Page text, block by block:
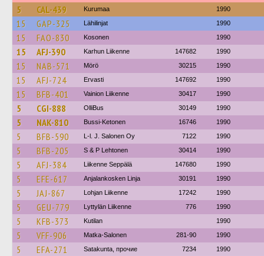
5
CAL-439 Kurumaa 1990
15 GAP-325 Lähilinjat 1990
15 FAO-830 Kosonen 1990
15 AFJ-390 Karhun Liikenne 147682 1990
15 NAB-571 Mörö 30215 1990
15 AFJ-724 Ervasti 147692 1990
15 BFB-401 Vainion Liikenne 30417 1990
5 CGI-888 OlliBus 30149 1990
5 NAK-810 Bussi-Ketonen 16746 1990
5 BFB-590 L-l. J. Salonen Oy 7122 1990
5 BFB-205 S & P Lehtonen 30414 1990
5 AFJ-384 Liikenne Seppälä 147680 1990
5 EFE-617 Anjalankosken Linja 30191 1990
5 JAJ-867 Lohjan Liikenne 17242 1990
5 GEU-779 Lyttylän Liikenne 776 1990
5 KFB-373 Kutilan 1990
5 VFF-906 Matka-Salonen 281-90 1990
5 EFA-271 Satakunta, прочие 7234 1990